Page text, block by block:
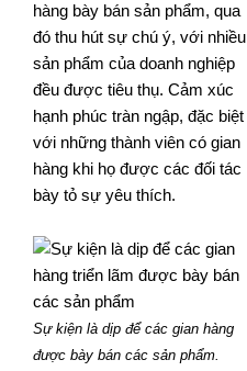
hàng bày bán sản phẩm, qua
đó thu hút sự chú ý, với nhiều
sản phẩm của doanh nghiệp
đều được tiêu thụ. Cảm xúc
hạnh phúc tràn ngập, đặc biệt
với những thành viên có gian
hàng khi họ được các đối tác
bày tỏ sự yêu thích.
Sự kiện là dịp để các gian hàng
được bày bán các sản phẩm.